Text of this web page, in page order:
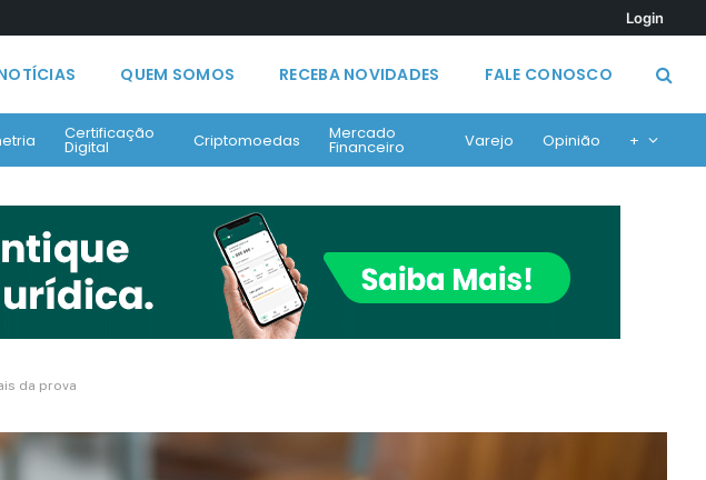
Login
QUEM SOMOS RECEBA NOVIDADES FALE CONOSCO
Certificação
Digital Criptomoedas Mercado
Financeiro Varejo Opinião +
da prova